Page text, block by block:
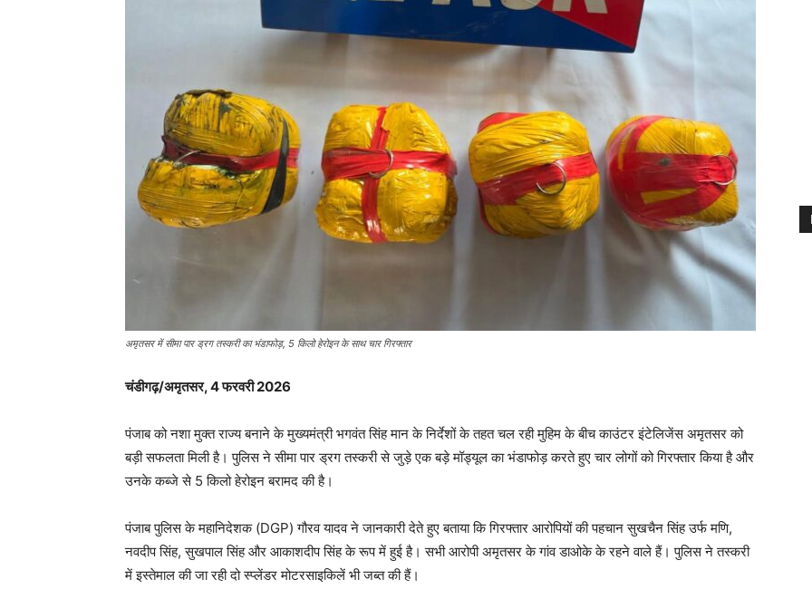
अमृतसर में सीमा पार ड्रग तस्करी का भंडाफोड़, 5 किलो हेरोइन के साथ चार गिरफ्तार
चंडीगढ़/अमृतसर, 4 फरवरी 2026
पंजाब को नशा मुक्त राज्य बनाने के मुख्यमंत्री भगवंत सिंह मान के निर्देशों के तहत चल रही मुहिम के बीच काउंटर इंटेलिजेंस अमृतसर को
बड़ी सफलता मिली है। पुलिस ने सीमा पार ड्रग तस्करी से जुड़े एक बड़े मॉड्यूल का भंडाफोड़ करते हुए चार लोगों को गिरफ्तार किया है और
उनके कब्जे से 5 किलो हेरोइन बरामद की है।
पंजाब पुलिस के महानिदेशक (DGP) गौरव यादव ने जानकारी देते हुए बताया कि गिरफ्तार आरोपियों की पहचान सुखचैन सिंह उर्फ मणि,
नवदीप सिंह, सुखपाल सिंह और आकाशदीप सिंह के रूप में हुई है। सभी आरोपी अमृतसर के गांव डाओके के रहने वाले हैं। पुलिस ने तस्करी
में इस्तेमाल की जा रही दो स्प्लेंडर मोटरसाइकिलें भी जब्त की हैं।